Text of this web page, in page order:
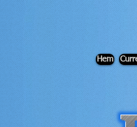
div id="myCodeElement"> div id="myCodeElement">
Hem